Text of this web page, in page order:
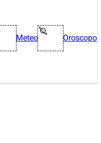
Meteo Oroscopo